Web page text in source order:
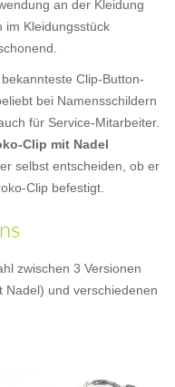
an der Kleidung
im Kleidungsstück
Clip-Button-
bei Namensschildern
für Service-Mitarbeiter.
Clip mit Nadel
selbst entscheiden, ob er
Clip befestigt.
zwischen 3 Versionen
Nadel) und verschiedenen